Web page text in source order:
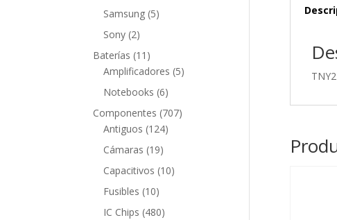
producto
Samsung 55
Sony 22
productos
Baterías 11 11
productos
Amplificadores 55
Notebooks 66
productos
Componentes 707707
Antiguos 124124
Cámaras 1919
productos
Capacitivos 1010
Fusibles 1010
productos
IC Chips 480480